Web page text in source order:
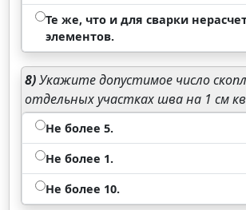
Те же, что и для сварки
элементов.
8)Укажите допустимое число
отдельных участках шва на 1 см
Не более 5.
Не более 1.
Не более 10.